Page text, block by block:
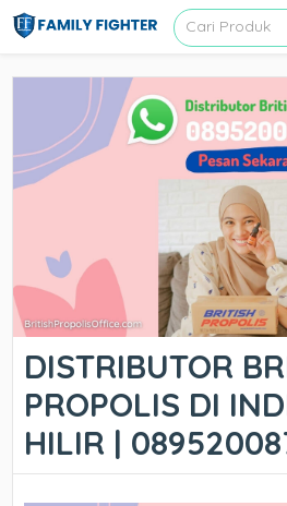
DISTRIBUTOR
PROPOLIS DI
HILIR |